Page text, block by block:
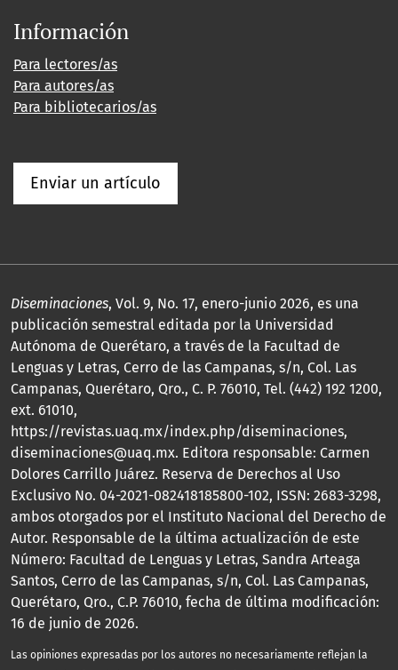
Información
Para lectores/as
Para autores/as
Para bibliotecarios/as
Enviar un artículo
Diseminaciones, Vol. 9, No. 17, enero-junio 2026, es una
publicación semestral editada por la Universidad
Autónoma de Querétaro, a través de la Facultad de
Lenguas y Letras, Cerro de las Campanas, s/n, Col. Las
Campanas, Querétaro, Qro., C. P. 76010, Tel. (442) 192 1200,
ext. 61010,
https://revistas.uaq.mx/index.php/diseminaciones,
diseminaciones@uaq.mx. Editora responsable: Carmen
Dolores Carrillo Juárez. Reserva de Derechos al Uso
Exclusivo No. 04-2021-082418185800-102, ISSN: 2683-3298,
ambos otorgados por el Instituto Nacional del Derecho de
Autor. Responsable de la última actualización de este
Número: Facultad de Lenguas y Letras, Sandra Arteaga
Santos, Cerro de las Campanas, s/n, Col. Las Campanas,
Querétaro, Qro., C.P. 76010, fecha de última modificación:
16 de junio de 2026.
Las opiniones expresadas por los autores no necesariamente reflejan la